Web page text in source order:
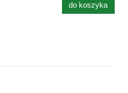
do koszyka